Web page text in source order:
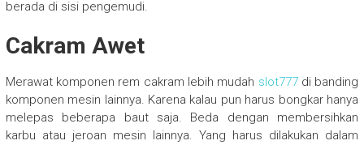
berada di sisi pengemudi.
Cakram Awet
Merawat komponen rem cakram lebih mudah slot777di banding
komponen mesin lainnya. Karena kalau pun harus bongkar hanya
melepas beberapa baut saja. Beda dengan membersihkan
karbu atau jeroan mesin lainnya. Yang harus dilakukan dalam